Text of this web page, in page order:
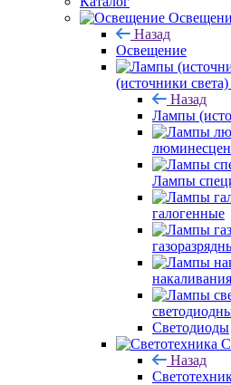
Назад
Освещение
(источники света)
Назад
Лампы
Лампы
галогенные
накаливания
Светодиоды
Назад